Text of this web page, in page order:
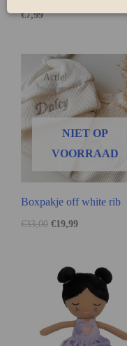
€7,99
NIET OP
VOORRAAD
Actie!
Boxpakje off white rib
€33,00 €19,99